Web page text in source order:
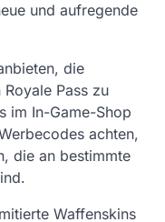
und aufregende
die
Pass zu
im In-Game-Shop
achten,
die an bestimmte
Waffenskins